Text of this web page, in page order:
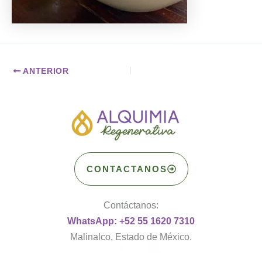
ANTERIOR
CONTACTANOS
Contáctanos:
WhatsApp: +52 55 1620 7310
Malinalco, Estado de México.